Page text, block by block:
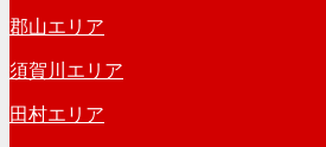
郡山エリア
須賀川エリア
田村エリア